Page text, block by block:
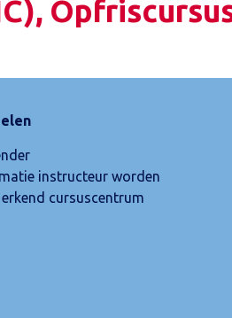
instructeur worden
cursuscentrum